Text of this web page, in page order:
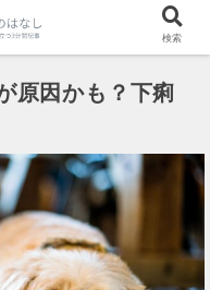
原因かも？下痢
検索